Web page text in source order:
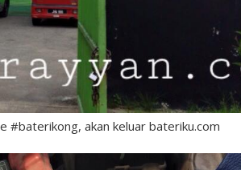
#baterikong, akan keluar bateriku.com